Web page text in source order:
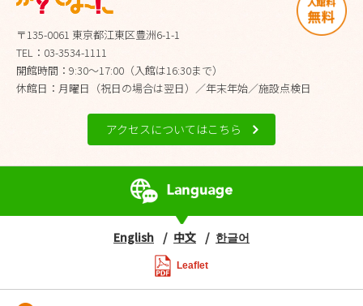
〒135-0061 東京都江東区豊洲6-1-1
TEL：03-3534-1111
開館時間：9:30～17:00（入館は16:30まで）
休館日：月曜日（祝日の場合は翌日）／年末年始／施設点検日
アクセスについてはこちら
English 中文 한글어
Leaflet